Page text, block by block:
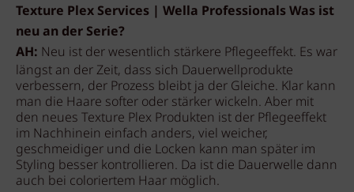
Texture Plex Services | Wella Professionals Was ist
neu an der Serie?
AH: Neu ist der wesentlich stärkere Pflegeeffekt. Es war
längst an der Zeit, dass sich Dauerwellprodukte
verbessern, der Prozess bleibt ja der Gleiche. Klar kann
man die Haare softer oder stärker wickeln. Aber mit
den neues Texture Plex Produkten ist der Pflegeeffekt
im Nachhinein einfach anders, viel weicher,
geschmeidiger und die Locken kann man später im
Styling besser kontrollieren. Da ist die Dauerwelle dann
auch bei coloriertem Haar möglich.